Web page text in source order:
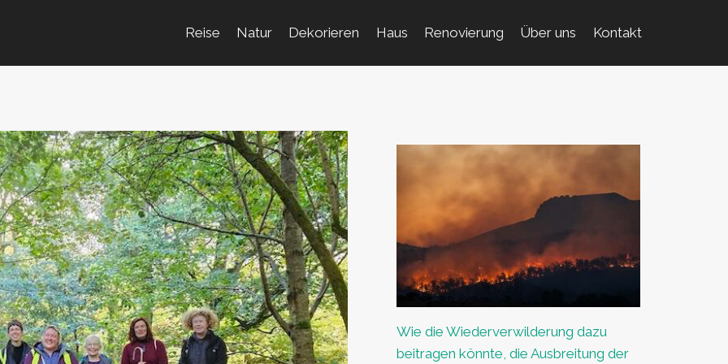
Reise Natur Dekorieren Haus Renovierung Über uns Kontakt
Wie die Wiederverwilderung dazu
beitragen könnte, die Ausbreitung der